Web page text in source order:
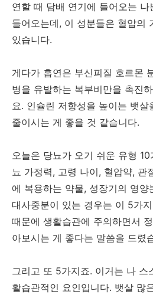
연할 때 담배 연기에 들어오는
들어오는데, 이 성분들은 혈압의
있습니다.
게다가 흡연은 부신피질 호르몬
병을 유발하는 복부비만을 촉진
요. 인슐린 저항성을 높이는 뱃살
줄이시는 게 좋을 것 같습니다.
오늘은 당뇨가 오기 쉬운 유형
뇨 가정력, 고령 나이, 혈압약, 관
에 복용하는 약물, 성장기의 영양
대사중분이 있는 경우는 이 5가
때문에 생활습관에 주의하면서
아보시는 게 좋다는 말씀을 드렸
그리고 또 5가지죠. 이거는 나 스
활습관적인 요인입니다. 뱃살 많